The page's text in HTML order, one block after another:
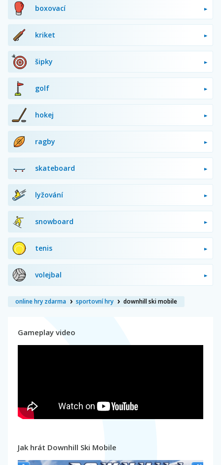
boxovací
kriket
šipky
golf
hokej
ragby
skateboard
lyžování
snowboard
tenis
volejbal
online hry zdarma sportovní hry downhill ski mobile
Gameplay video
Jak hrát Downhill Ski Mobile